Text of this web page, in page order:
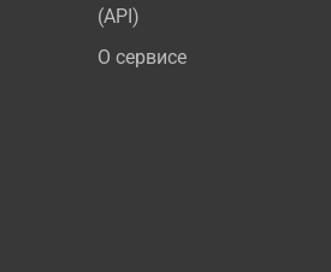
(API)
О сервисе